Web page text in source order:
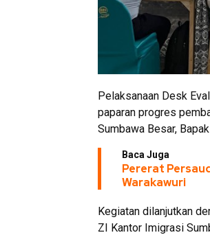
Pelaksanaan Desk
paparan progres
Sumbawa Besar,
Baca Juga
Pererat
Warakawuri
Kegiatan dilanjutkan
ZI Kantor Imigrasi